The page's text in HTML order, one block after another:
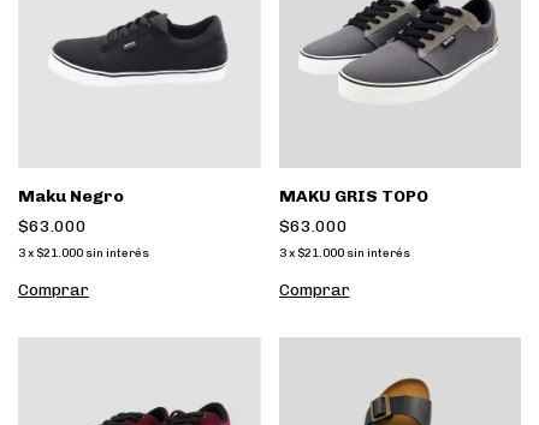
Maku Negro
$63.000
3x $21.000 sin interés
Comprar
MAKU GRIS TOPO
$63.000
3 x $21.000 sin interés
Comprar